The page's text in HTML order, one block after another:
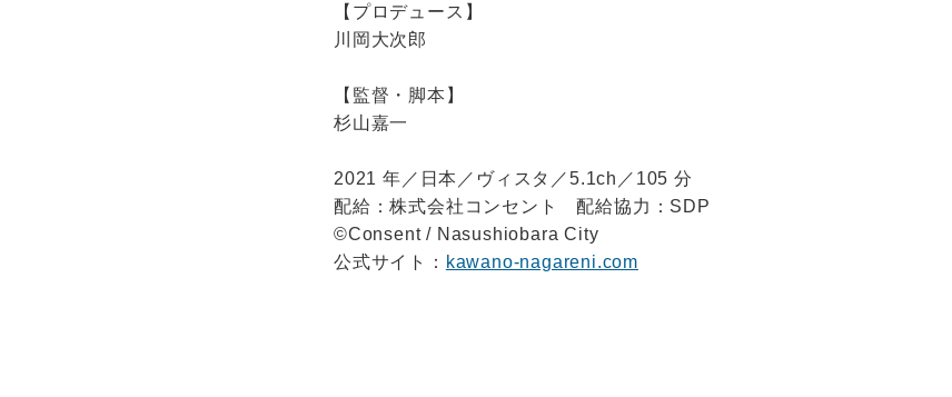
【プロデュース】
川岡大次郎
【監督・脚本】
杉山嘉一
2021 年／日本／ヴィスタ／5.1ch／105 分
配給：株式会社コンセント 配給協力：SDP
©Consent / Nasushiobara City
公式サイト： kawano-nagareni.com